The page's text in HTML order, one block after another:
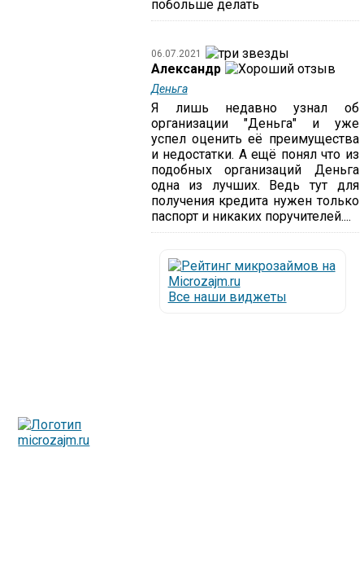
побольше делать
06.07.2021
Александр
Деньга
Я лишь недавно узнал об
организации "Деньга" и уже
успел оценить её преимущества
и недостатки. А ещё понял что из
подобных организаций Деньга
одна из лучших. Ведь тут для
получения кредита нужен только
паспорт и никаких поручителей....
Все наши виджеты